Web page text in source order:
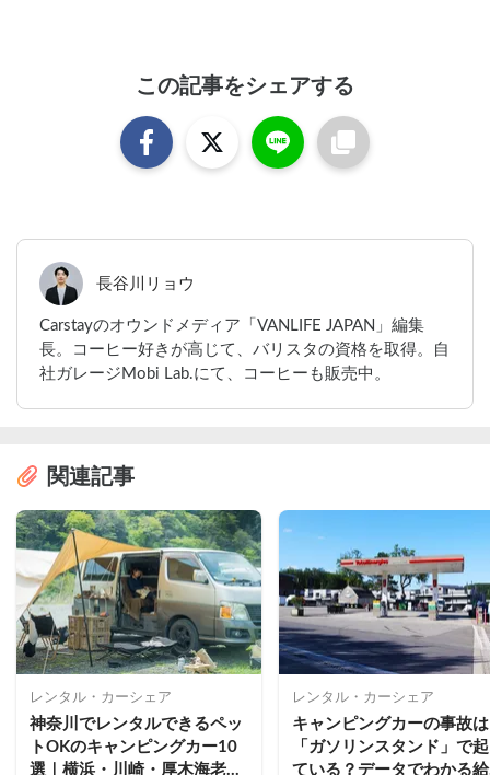
この記事をシェアする
長谷川リョウ
Carstayのオウンドメディア「VANLIFE JAPAN」編集
長。コーヒー好きが高じて、バリスタの資格を取得。自
社ガレージMobi Lab.にて、コーヒーも販売中。
関連記事
レンタル・カーシェア
神奈川でレンタルできるペッ
トOKのキャンピングカー10
選｜横浜・川崎・厚木海老
レンタル・カーシェア
キャンピングカーの事故は
「ガソリンスタンド」で
ている？データでわかる